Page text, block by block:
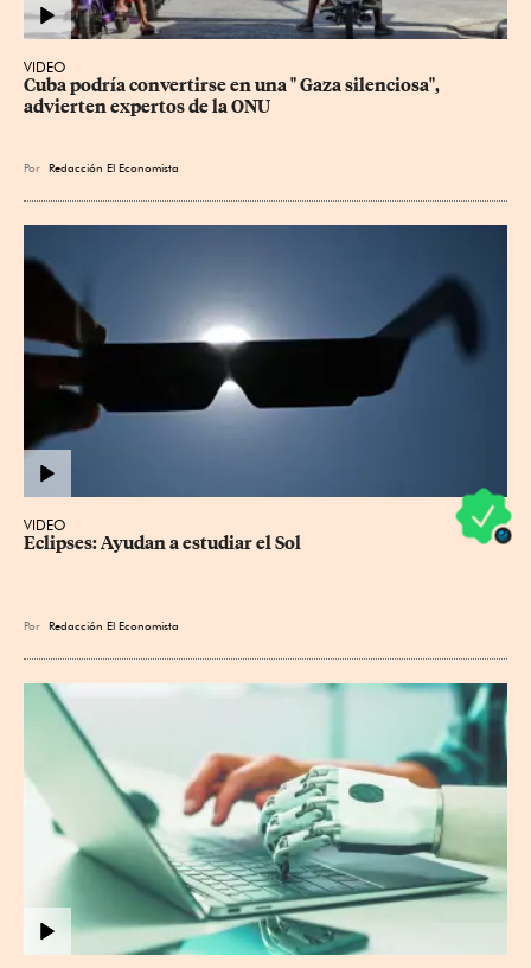
VIDEO
Cuba podría convertirse en una " Gaza silenciosa",
advierten expertos de la ONU
Por Redacción El Economista
VIDEO
Eclipses: Ayudan a estudiar el Sol
Por Redacción El Economista